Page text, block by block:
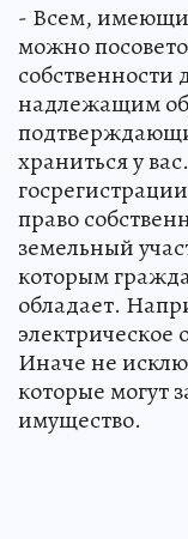
- Всем,
можно
надлежащим
храниться у
право
земельный
которым
обладает.
электрическое
Иначе не
которые могут
имущество.